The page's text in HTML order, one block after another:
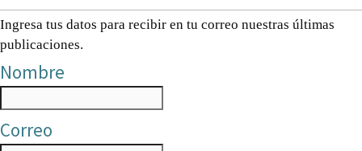
Ingresa tus datos para recibir en tu correo nuestras últimas
publicaciones.
Nombre
Correo